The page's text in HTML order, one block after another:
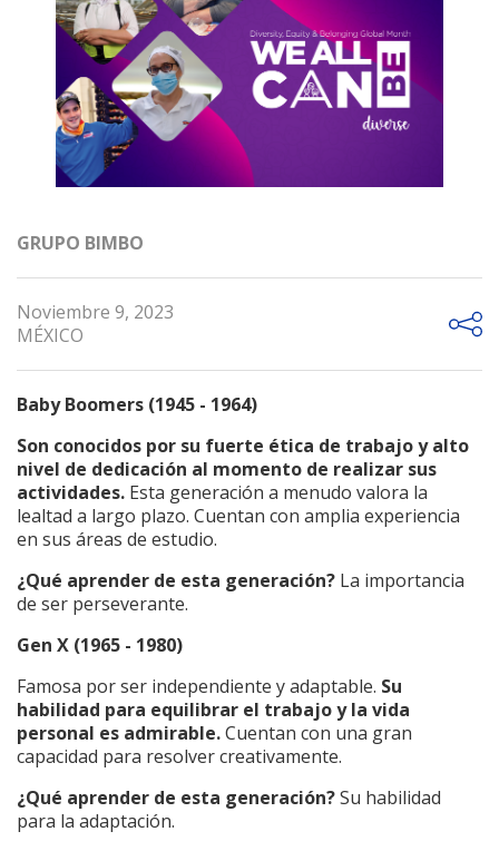
GRUPO BIMBO
Noviembre 9, 2023
MÉXICO
Baby Boomers (1945 - 1964)
Son conocidos por su fuerte ética de trabajo y alto
nivel de dedicación al momento de realizar sus
actividades. Esta generación a menudo valora la
lealtad a largo plazo. Cuentan con amplia experiencia
en sus áreas de estudio.
¿Qué aprender de esta generación? La importancia
de ser perseverante.
Gen X (1965 - 1980)
Famosa por ser independiente y adaptable. Su
habilidad para equilibrar el trabajo y la vida
personal es admirable.Cuentan con una gran
capacidad para resolver creativamente.
¿Qué aprender de esta generación?Su habilidad
para la adaptación.